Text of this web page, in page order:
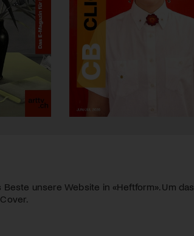
unsere Website in «Heftform». Um das